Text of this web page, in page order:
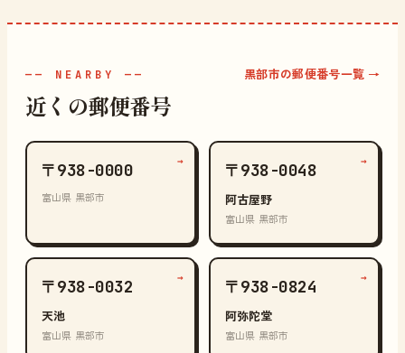
—— NEARBY ——
近くの郵便番号
黒部市の郵便番号一覧 →
〒938-0000
富山県 黒部市
→ 〒938-0048
阿古屋野
富山県 黒部市
→
〒938-0032
天池
富山県 黒部市
→ 〒938-0824
阿弥陀堂
富山県 黒部市
→